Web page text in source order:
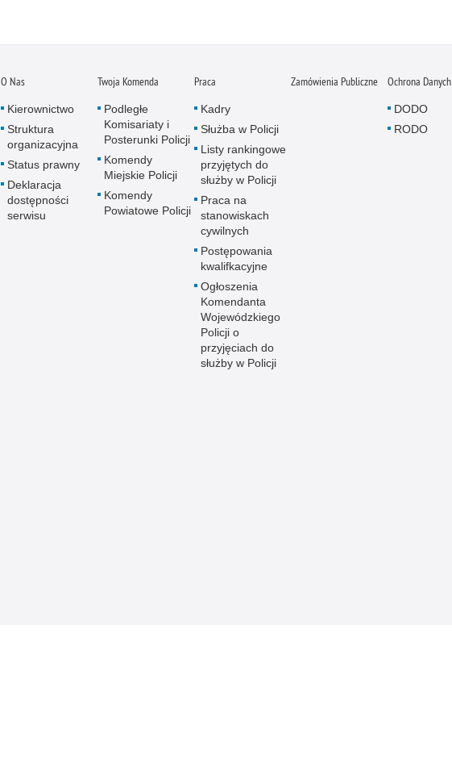
O Nas
Kierownictwo
Struktura
organizacyjna
Status prawny
Deklaracja
dostępności
serwisu
Twoja Komenda
Podległe
Komisariaty i
Posterunki Policji
Komendy
Miejskie Policji
Komendy
Powiatowe Policji
Praca
Kadry
Służba w Policji
Listy rankingowe
przyjętych do
służby w Policji
Praca na
stanowiskach
cywilnych
Postępowania
kwalifkacyjne
Ogłoszenia
Komendanta
Wojewódzkiego
Policji o
przyjęciach do
służby w Policji
Zamówienia Publiczne Ochrona Danych
DODO
RODO